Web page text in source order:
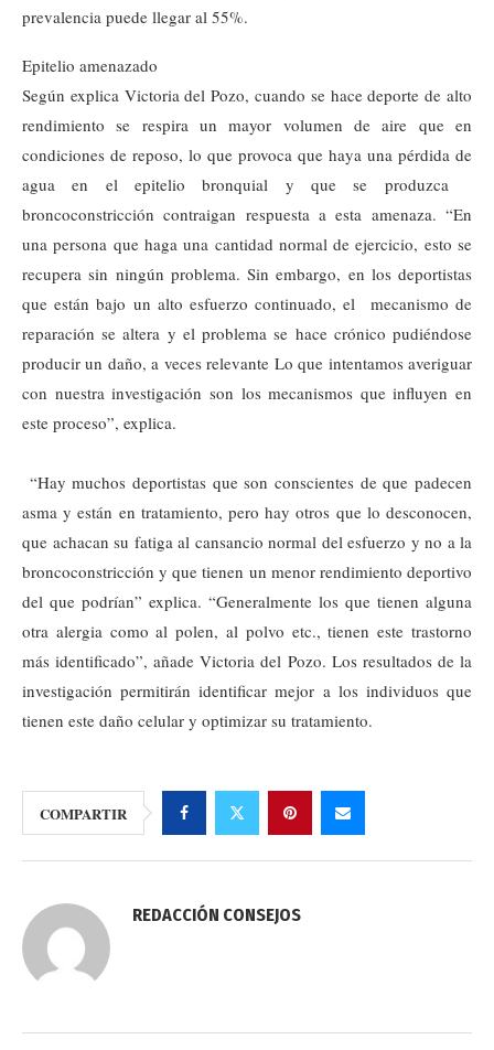
prevalencia puede llegar al 55%.
Epitelio amenazado
Según explica Victoria del Pozo, cuando se hace deporte de alto
rendimiento se respira un mayor volumen de aire que en
condiciones de reposo, lo que provoca que haya una pérdida de
agua en el epitelio bronquial y que se produzca
broncoconstricción contraigan respuesta a esta amenaza. “En
una persona que haga una cantidad normal de ejercicio, esto se
recupera sin ningún problema. Sin embargo, en los deportistas
que están bajo un alto esfuerzo continuado, el mecanismo de
reparación se altera y el problema se hace crónico pudiéndose
producir un daño, a veces relevante Lo que intentamos averiguar
con nuestra investigación son los mecanismos que influyen en
este proceso”, explica.
“Hay muchos deportistas que son conscientes de que padecen
asma y están en tratamiento, pero hay otros que lo desconocen,
que achacan su fatiga al cansancio normal del esfuerzo y no a la
broncoconstricción y que tienen un menor rendimiento deportivo
del que podrían” explica. “Generalmente los que tienen alguna
otra alergia como al polen, al polvo etc., tienen este trastorno
más identificado”, añade Victoria del Pozo. Los resultados de la
investigación permitirán identificar mejor a los individuos que
tienen este daño celular y optimizar su tratamiento.
COMPARTIR
REDACCIÓN CONSEJOS